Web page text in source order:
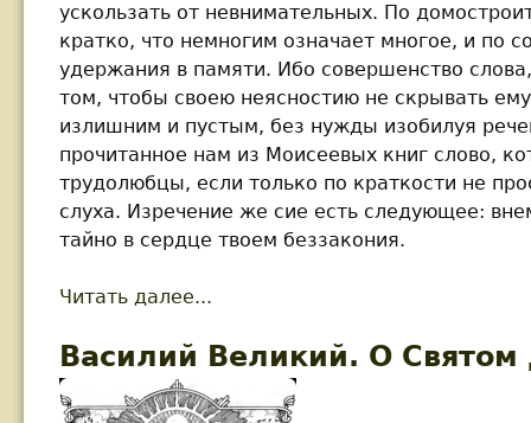
ускользать от невнимательных. По
кратко, что немногим означает многое, и по
удержания в памяти. Ибо совершенство
том, чтобы своею неясностию не скрывать
излишним и пустым, без нужды изобилуя
прочитанное нам из Моисеевых книг слово,
трудолюбцы, если только по краткости не
слуха. Изречение же сие есть следующее:
тайно в сердце твоем беззакония.
Читать далее...
Василий Великий. О Святом